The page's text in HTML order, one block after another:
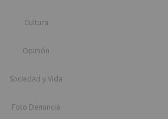
Cultura
Opinión
Sociedad y Vida
Foto Denuncia